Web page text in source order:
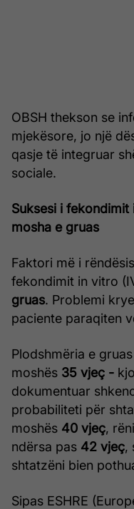
OBSH thekson se
mjekësore, jo një
qasje të integruar
sociale.
Suksesi i
mosha e gruas
Faktori më i
fekondimit in vitro
gruas. Problemi
paciente paraqiten
Plodshmëria e
moshës 35 vjeç -
dokumentuar
probabiliteti për
moshës 40 vjeç,
ndërsa pas 42 vjeç,
shtatzëni bien
Sipas ESHRE